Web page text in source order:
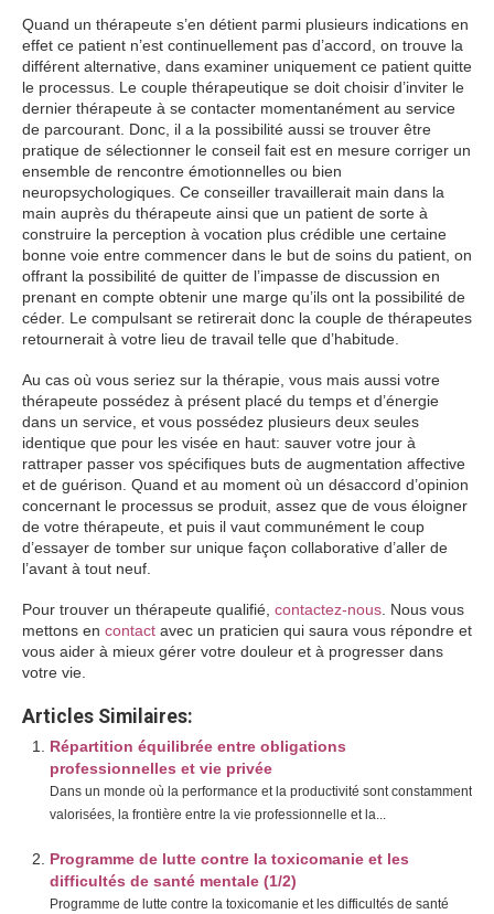
Quand un thérapeute s’en détient parmi plusieurs indications en
effet ce patient n’est continuellement pas d’accord, on trouve la
différent alternative, dans examiner uniquement ce patient quitte
le processus. Le couple thérapeutique se doit choisir d’inviter le
dernier thérapeute à se contacter momentanément au service
de parcourant. Donc, il a la possibilité aussi se trouver être
pratique de sélectionner le conseil fait est en mesure corriger un
ensemble de rencontre émotionnelles ou bien
neuropsychologiques. Ce conseiller travaillerait main dans la
main auprès du thérapeute ainsi que un patient de sorte à
construire la perception à vocation plus crédible une certaine
bonne voie entre commencer dans le but de soins du patient, on
offrant la possibilité de quitter de l’impasse de discussion en
prenant en compte obtenir une marge qu’ils ont la possibilité de
céder. Le compulsant se retirerait donc la couple de thérapeutes
retournerait à votre lieu de travail telle que d’habitude.
Au cas où vous seriez sur la thérapie, vous mais aussi votre
thérapeute possédez à présent placé du temps et d’énergie
dans un service, et vous possédez plusieurs deux seules
identique que pour les visée en haut: sauver votre jour à
rattraper passer vos spécifiques buts de augmentation affective
et de guérison. Quand et au moment où un désaccord d’opinion
concernant le processus se produit, assez que de vous éloigner
de votre thérapeute, et puis il vaut communément le coup
d’essayer de tomber sur unique façon collaborative d’aller de
l’avant à tout neuf.
Pour trouver un thérapeute qualifié, contactez-nous . Nous vous
mettons en contact avec un praticien qui saura vous répondre et
vous aider à mieux gérer votre douleur et à progresser dans
votre vie.
Articles Similaires:
Répartition équilibrée entre obligations
professionnelles et vie privée
Dans un monde où la performance et la productivité sont constamment
valorisées, la frontière entre la vie professionnelle et la...
Programme de lutte contre la toxicomanie et les
difficultés de santé mentale (1/2)
Programme de lutte contre la toxicomanie et les difficultés de santé